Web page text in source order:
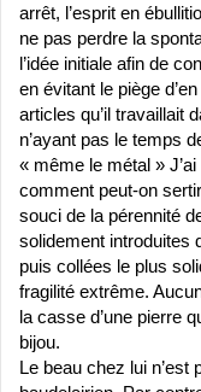
arrêt, l’esprit en
ne pas perdre la
l’idée initiale afin de
en évitant le piège
articles qu’il travaillait
n’ayant pas le temps
« même le métal »
comment peut-on
souci de la pérennité
solidement introduites
puis collées le plus
fragilité extrême.
la casse d’une pierre
bijou.
Le beau chez lui